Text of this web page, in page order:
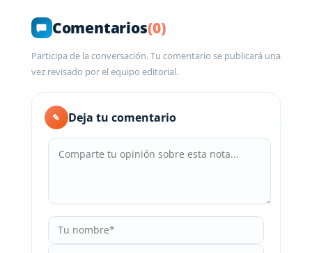
Comentarios(0)
Participa de la conversación. Tu comentario se publicará una
vez revisado por el equipo editorial.
✎ Deja tu comentario